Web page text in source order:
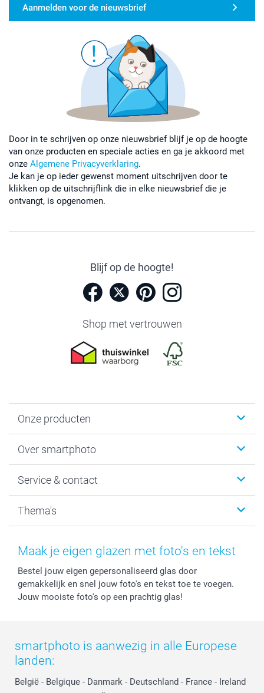
Aanmelden voor de nieuwsbrief
Door in te schrijven op onze nieuwsbrief blijf je op de hoogte
van onze producten en speciale acties en ga je akkoord met
onze Algemene Privacyverklaring.
Je kan je op ieder gewenst moment uitschrijven door te
klikken op de uitschrijflink die in elke nieuwsbrief die je
ontvangt, is opgenomen.
Blijf op de hoogte!
Shop met vertrouwen
Onze producten
Fotoboeken
Fotocadeaus
Kaarten
Over smartphoto
Vacatures
Bestelproces
Herroepingsrecht
Cookiebeleid
Reviews
Service & contact
Tevredenheidsgarantie
Mijn orderstatus
smartbonus
smartfriends
service@smartphoto.nl
Thema's
Baby
Moederdag
Vaderdag
Huwelijk
Maak je eigen glazen met foto's en tekst
Bestel jouw eigen gepersonaliseerd glas door
gemakkelijk en snel jouw foto's en tekst toe te voegen.
Jouw mooiste foto's op een prachtig glas!
smartphoto is aanwezig in alle Europese
landen:
België - Belgique - Danmark - Deutschland - France - Ireland